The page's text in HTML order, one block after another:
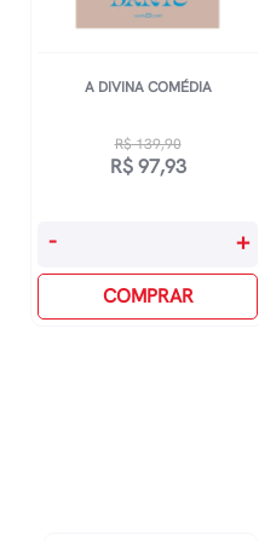
A DIVINA COMÉDIA
R$139,90
O
R$ 139,90.
R$97,93O
R$ 97,93.
Comédia
quantidade
- +
COMPRAR